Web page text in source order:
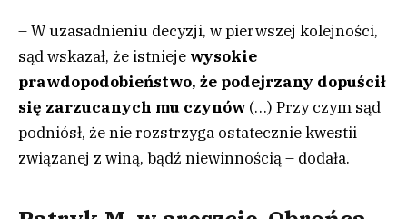
– W uzasadnieniu decyzji, w pierwszej kolejności,
sąd wskazał, że istnieje wysokie
prawdopodobieństwo, że podejrzany dopuścił
się zarzucanych mu czynów (…) Przy czym sąd
podniósł, że nie rozstrzyga ostatecznie kwestii
związanej z winą, bądź niewinnością – dodała.